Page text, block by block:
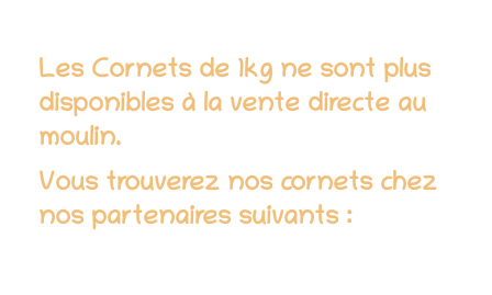
Les Cornets de 1kg ne sont plus
disponibles à la vente directe au
moulin.
Vous trouverez nos cornets chez
nos partenaires suivants :